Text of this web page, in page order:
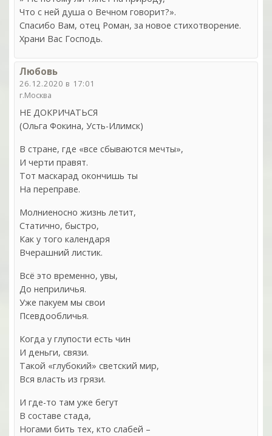
Что с ней душа о Вечном говорит?».
Спасибо Вам, отец Роман, за новое стихотворение.
Храни Вас Господь.
Любовь
26.12.2020 в 17:01
г.Москва
НЕ ДОКРИЧАТЬСЯ
(Ольга Фокина, Усть-Илимск)
В стране, где «все сбываются мечты»,
И черти правят.
Тот маскарад окончишь ты
На переправе.
Молниеносно жизнь летит,
Статично, быстро,
Как у того календаря
Вчерашний листик.
Всё это временно, увы,
До неприличья.
Уже пакуем мы свои
Псевдообличья.
Когда у глупости есть чин
И деньги, связи.
Такой «глубокий» светский мир,
Вся власть из грязи.
И где-то там уже бегут
В составе стада,
Ногами бить тех, кто слабей –